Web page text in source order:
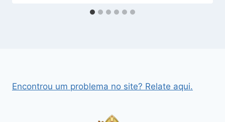
Encontrou um problema no site? Relate aqui.